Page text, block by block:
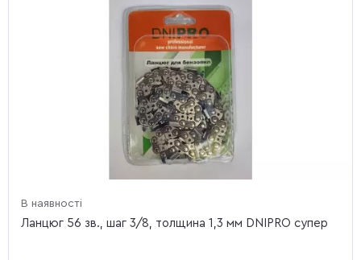
В наявності
Ланцюг 56 зв., шаг 3/8, толщина 1,3 мм DNIPRO супер